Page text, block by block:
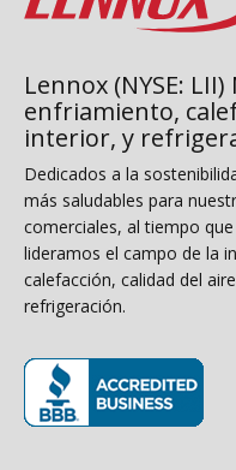
Lennox (NYSE:
enfriamiento,
interior, y
Dedicados a la
más saludables para
comerciales, al tiempo
lideramos el campo de la
calefacción, calidad del
refrigeración.